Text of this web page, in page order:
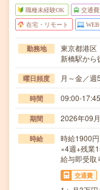
職種未経験OK 交通
在宅・リモート
勤務地
東京都港区
新橋駅から
曜日頻度 月～金／週
時間 09:00-
期間 2026年09
時給
時給1900
×4週+残業
給与即受取
交通費